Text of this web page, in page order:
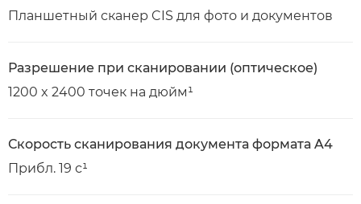
Планшетный сканер CIS для фото и документов
Разрешение при сканировании (оптическое)
1200 x 2400 точек на дюйм¹
Скорость сканирования документа формата A4
Прибл. 19 с¹